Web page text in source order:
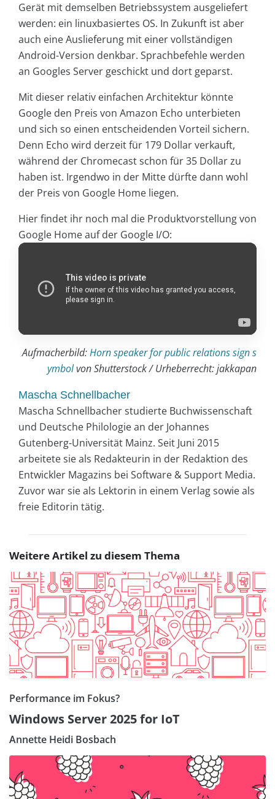
Gerät mit demselben Betriebssystem ausgeliefert
werden: ein linuxbasiertes OS. In Zukunft ist aber
auch eine Auslieferung mit einer vollständigen
Android-Version denkbar. Sprachbefehle werden
an Googles Server geschickt und dort geparst.
Mit dieser relativ einfachen Architektur könnte
Google den Preis von Amazon Echo unterbieten
und sich so einen entscheidenden Vorteil sichern.
Denn Echo wird derzeit für 179 Dollar verkauft,
während der Chromecast schon für 35 Dollar zu
haben ist. Irgendwo in der Mitte dürfte dann wohl
der Preis von Google Home liegen.
Hier findet ihr noch mal die Produktvorstellung von
Google Home auf der Google I/O:
Aufmacherbild:Horn speaker for public relations sign s
ymbolvon Shutterstock / Urheberrecht: jakkapan
Mascha Schnellbacher
Mascha Schnellbacher studierte Buchwissenschaft
und Deutsche Philologie an der Johannes
Gutenberg-Universität Mainz. Seit Juni 2015
arbeitete sie als Redakteurin in der Redaktion des
Entwickler Magazins bei Software & Support Media.
Zuvor war sie als Lektorin in einem Verlag sowie als
freie Editorin tätig.
Weitere Artikel zu diesem Thema
Performance im Fokus?
Windows Server 2025 for IoT
Annette Heidi Bosbach